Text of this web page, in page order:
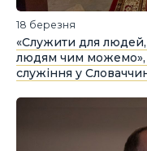
18 березня
«Cлужити для
людям чим можемо»,
служіння у